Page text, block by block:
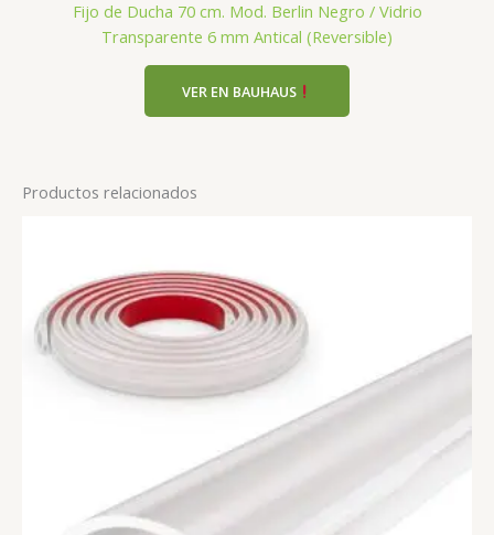
Fijo de Ducha 70 cm. Mod. Berlin Negro / Vidrio
Transparente 6 mm Antical (Reversible)
VER EN BAUHAUS
Productos relacionados